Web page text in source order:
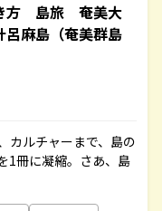
方 島旅 奄美大
麻島（奄美群島
カルチャーまで、島の
1冊に凝縮。さあ、島